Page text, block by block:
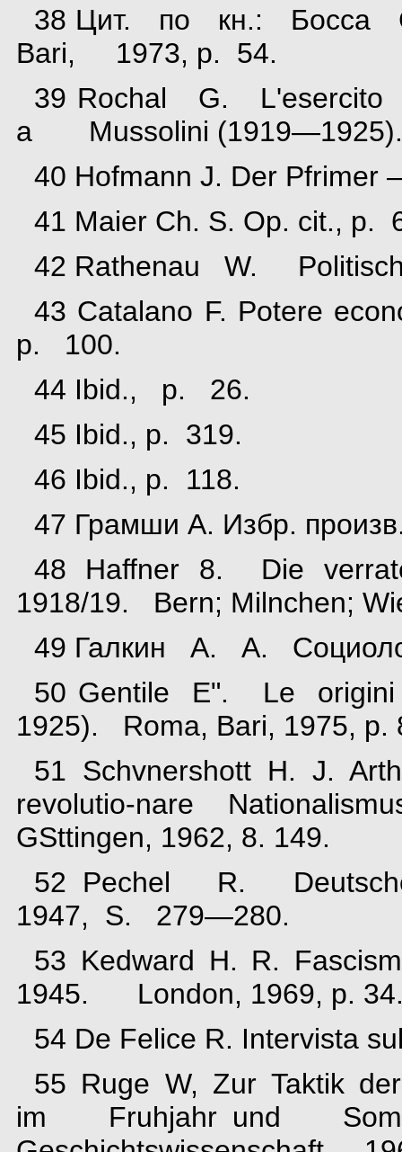
38 Цит. по кн.:
Bari, 1973, p. 54.
39 Rochal G.
a Mussolini
40 Hofmann J. Der Pfrimer
41 Maier Ch. S. Op. cit., p.
42 Rathenau W.
43 Catalano F. Potere
p. 100.
44 Ibid., p. 26.
45 Ibid., p. 319.
46 Ibid., p. 118.
47 Грамши А. Избр.
48 Haffner 8. Die
1918/19. Bern; Milnchen;
49 Галкин А. А.
50 Gentile E". Le
1925). Roma, Bari, 1975,
51 Schvnershott H. J.
revolutio-nare
GSttingen, 1962, 8. 149.
52 Pechel R.
1947, S. 279—280.
53 Kedward H. R.
1945. London, 1969, p.
54 De Felice R. Intervista
55 Ruge W, Zur Taktik
im Fruhjahr und